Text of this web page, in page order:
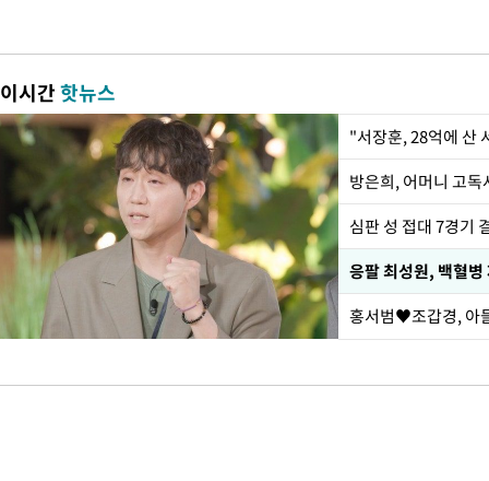
이시간핫뉴스
"서장훈, 28억에 산
방은희, 어머니 고
심판 성 접대 7경기
응팔 최성원, 백혈
홍서범♥조갑경, 아